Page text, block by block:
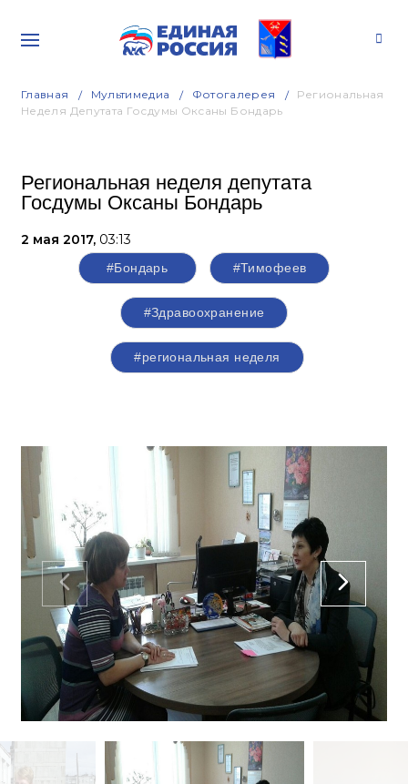
Главная Мультимедиа Фотогалерея
Региональная
Неделя Депутата Госдумы Оксаны Бондарь
Региональная неделя депутата
Госдумы Оксаны Бондарь
2 мая 2017, 03:13
#Бондарь #Тимофеев
#Здравоохранение
#региональная неделя